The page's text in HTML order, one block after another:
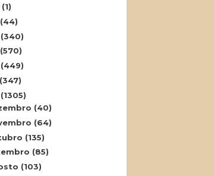
(1)
(44)
(340)
(570)
(449)
(347)
(1305)
(40)
(64)
(135)
(85)
(103)